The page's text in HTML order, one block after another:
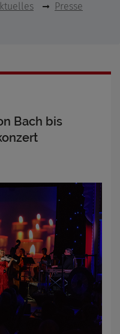
Presse
Bach bis